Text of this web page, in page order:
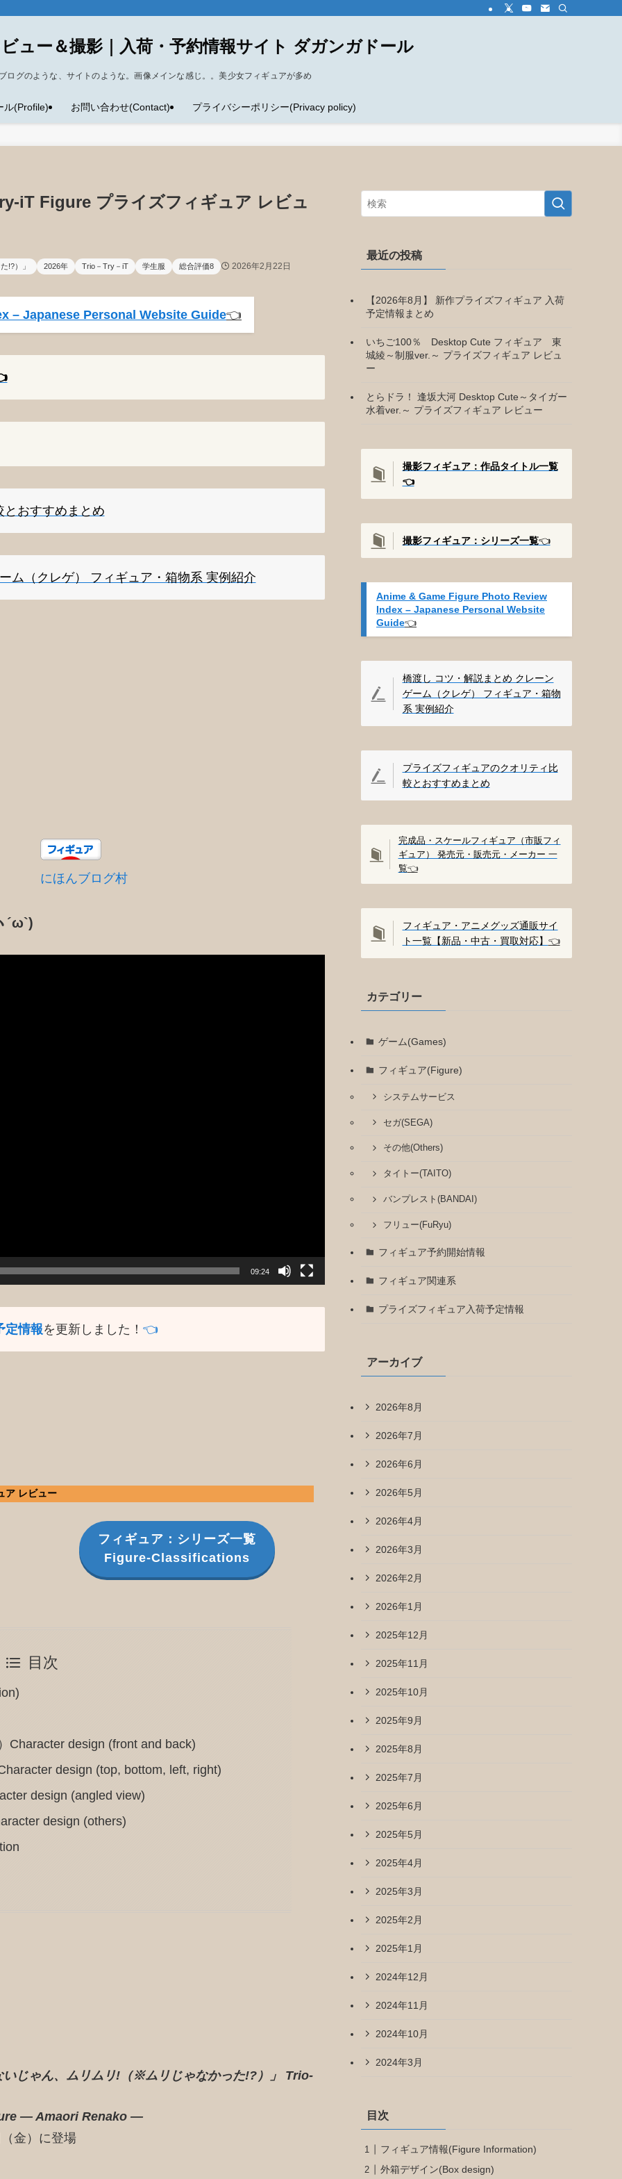
ュー＆撮影｜入荷・予約情報サイト ダガンガドール
ブログのような、サイトのような。画像メインな感じ。。美少女フィギュアが多め
ル(Profile) お問い合わせ(Contact) プライバシーポリシー(Privacy policy)
iT Figure プライズフィギュア レビュ
!?）」
2026年 Trio－Try－iT 学生服 総合評価8 2026年2月22日
– Japanese Personal Website Guide👈️
とおすすめまとめ
ム（クレゲ） フィギュア・箱物系 実例紹介
にほんブログ村
´ω`)
09:24
定情報を更新しました！ 👈️
ア レビュー
フィギュア：シリーズ一覧
Figure-Classifications
目次
Character design (front and back)
design (top, bottom, left, right)
design (angled view)
design (others)
いじゃん、ムリムリ!（※ムリじゃなかった!?）」 Trio-
— Amaori Renako —
金）に登場
最近の投稿
【2026年8月】 新作プライズフィギュア 入荷
予定情報まとめ
いちご100％ Desktop Cute フィギュア 東
城綾～制服ver.～ プライズフィギュア レビュ
ー
とらドラ！ 逢坂大河 Desktop Cute～タイガー
水着ver.～ プライズフィギュア レビュー
撮影フィギュア：作品タイトル一覧
👈️
撮影フィギュア：シリーズ一覧👈️
Anime & Game Figure Photo Review
Index – Japanese Personal Website
Guide👈️
橋渡し コツ・解説まとめ クレーン
ゲーム（クレゲ） フィギュア・箱物
系 実例紹介
プライズフィギュアのクオリティ比
較とおすすめまとめ
完成品・スケールフィギュア（市販フィ
ギュア） 発売元・販売元・メーカー 一
覧👈️
フィギュア・アニメグッズ通販サイ
ト一覧【新品・中古・買取対応】 👈️
カテゴリー
ゲーム(Games)
フィギュア(Figure)
システムサービス
セガ(SEGA)
その他(Others)
タイトー(TAITO)
バンプレスト(BANDAI)
フリュー(FuRyu)
フィギュア予約開始情報
フィギュア関連系
プライズフィギュア入荷予定情報
アーカイブ
2026年8月
2026年7月
2026年6月
2026年5月
2026年4月
2026年3月
2026年2月
2026年1月
2025年12月
2025年11月
2025年10月
2025年9月
2025年8月
2025年7月
2025年6月
2025年5月
2025年4月
2025年3月
2025年2月
2025年1月
2024年12月
2024年11月
2024年10月
2024年3月
目次
フィギュア情報(Figure Information)
外箱デザイン(Box design)